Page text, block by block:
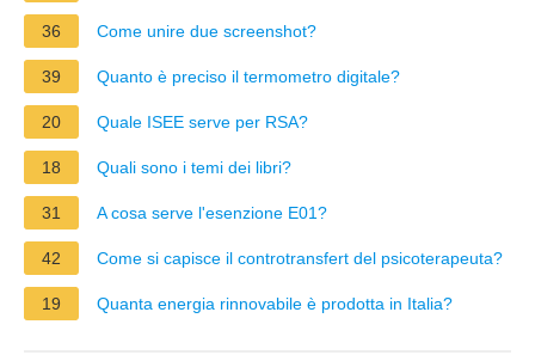
36 Come unire due screenshot?
39 Quanto è preciso il termometro digitale?
20 Quale ISEE serve per RSA?
18 Quali sono i temi dei libri?
31 A cosa serve l'esenzione E01?
42 Come si capisce il controtransfert del psicoterapeuta?
19 Quanta energia rinnovabile è prodotta in Italia?